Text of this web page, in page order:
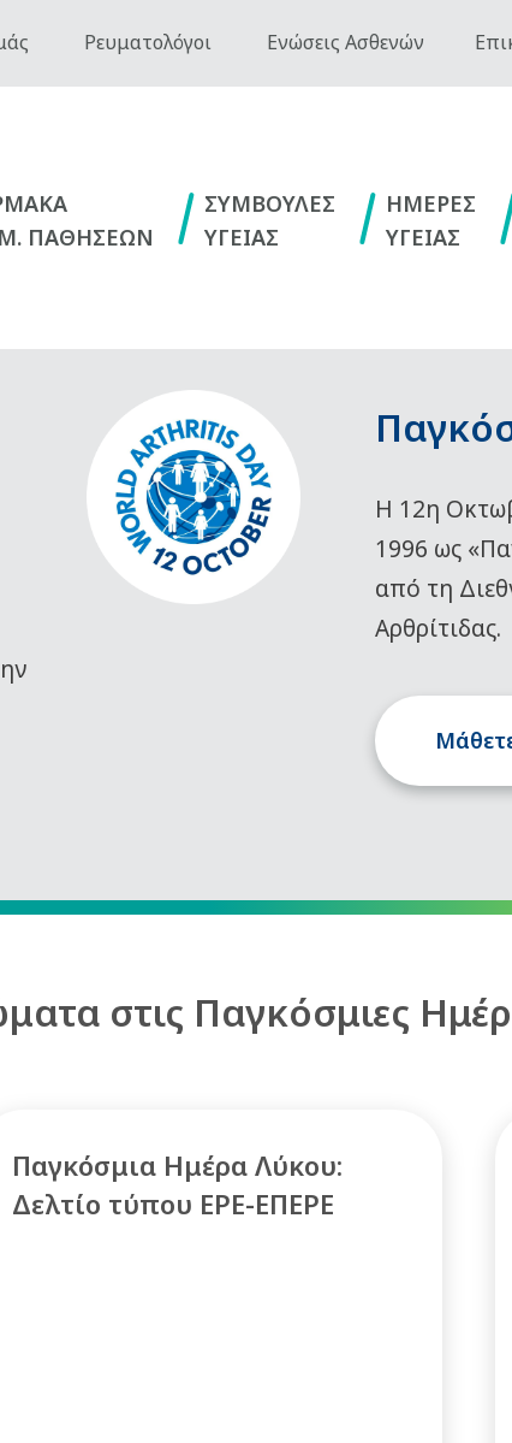
Ρευματολόγοι Ενώσεις Ασθενών
ΠΑΘΗΣΕΩΝ
ΣΥΜΒΟΥΛΕΣ
ΥΓΕΙΑΣ
ΗΜΕΡΕΣ
ΥΓΕΙΑΣ
Η 12η
1996 ως
από τη
Αρθρίτιδας.
στις Παγκόσμιες
Παγκόσμια Ημέρα Λύκου:
Δελτίο τύπου ΕΡΕ-ΕΠΕΡΕ